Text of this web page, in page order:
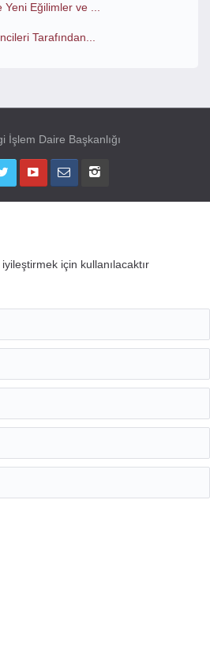
Eğilimler ve ...
Tarafından...
İşlem Daire Başkanlığı
için kullanılacaktır